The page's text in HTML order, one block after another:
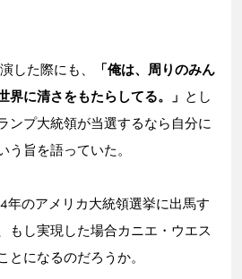
した際にも、
「俺は、周りのみん
界に清さをもたらしてる。」 とし
ンプ大統領が当選するなら自分に
う旨を語っていた。
年のアメリカ大統領選挙に出馬す
もし実現した場合カニエ・ウエス
とになるのだろうか。